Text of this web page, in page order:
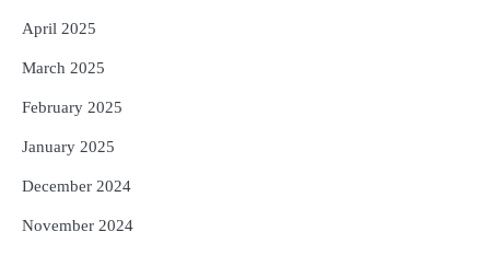
April 2025
March 2025
February 2025
January 2025
December 2024
November 2024